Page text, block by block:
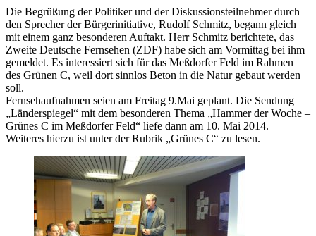
Die Begrüßung der Politiker und der Diskussionsteilnehmer durch
den Sprecher der Bürgerinitiative, Rudolf Schmitz, begann gleich
mit einem ganz besonderen Auftakt. Herr Schmitz berichtete, das
Zweite Deutsche Fernsehen (ZDF) habe sich am Vormittag bei ihm
gemeldet. Es interessiert sich für das Meßdorfer Feld im Rahmen
des Grünen C, weil dort sinnlos Beton in die Natur gebaut werden
soll.
Fernsehaufnahmen seien am Freitag 9.Mai geplant. Die Sendung
„Länderspiegel“ mit dem besonderen Thema „Hammer der Woche –
Grünes C im Meßdorfer Feld“ liefe dann am 10. Mai 2014.
Weiteres hierzu ist unter der Rubrik „Grünes C“ zu lesen.